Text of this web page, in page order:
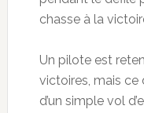
chasse à la
Un pilote est
victoires, mais ce
d’un simple vol